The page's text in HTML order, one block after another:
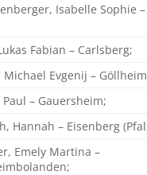
Isabelle Sophie
Fabian – Carlsberg;
Michael Evgenij –
– Gauersheim;
Hannah – Eisenberg
Emely Martina –